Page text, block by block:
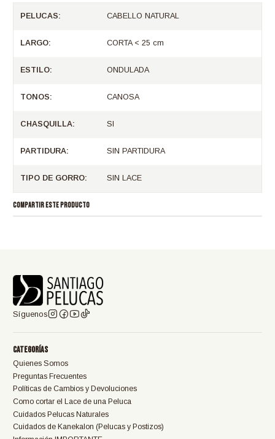
PELUCAS: CABELLO NATURAL
LARGO: CORTA < 25 cm
ESTILO: ONDULADA
TONOS: CANOSA
CHASQUILLA: SI
PARTIDURA: SIN PARTIDURA
TIPO DE GORRO: SIN LACE
COMPARTIR ESTE PRODUCTO
Síguenos
Categorías
Quienes Somos
Preguntas Frecuentes
Políticas de Cambios y Devoluciones
Como cortar el Lace de una Peluca
Cuidados Pelucas Naturales
Cuidados de Kanekalon (Pelucas y Postizos)